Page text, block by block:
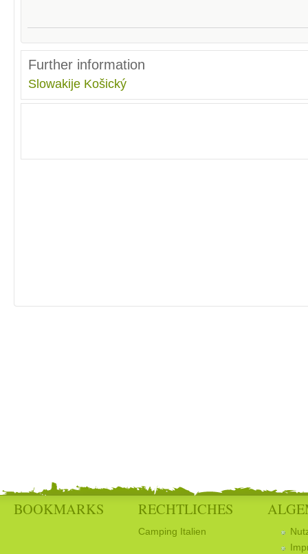
Further information
Slowakije Košický
BOOKMARKS RECHTLICHES
Camping Italien